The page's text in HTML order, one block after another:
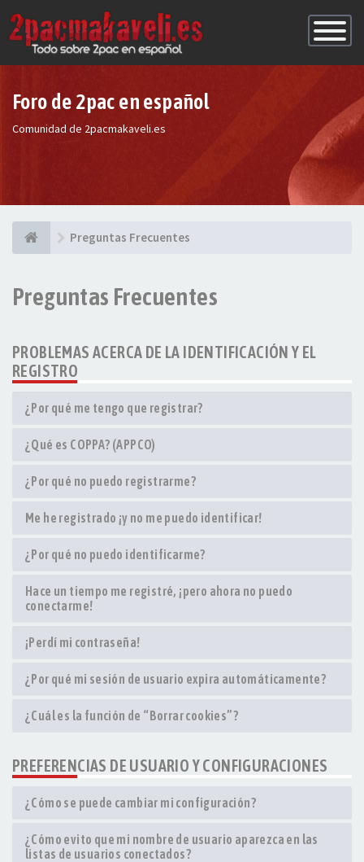
de
Foro de 2pac en español
Comunidad de 2pacmakaveli.es
Preguntas Frecuentes
Preguntas Frecuentes
PROBLEMAS ACERCA DE LA IDENTIFICACIÓN Y EL
REGISTRO
¿Por qué me tengo que registrar?
¿Qué es COPPA? (APPCO)
¿Por qué no puedo registrarme?
Me he registrado ¡y no me puedo identificar!
¿Por qué no puedo identificarme?
Hace un tiempo me registré, ¡pero ahora no puedo
conectarme!
¡Perdí mi contraseña!
¿Por qué mi sesión de usuario expira automáticamente?
¿Cuál es la función de “Borrar cookies”?
PREFERENCIAS DE USUARIO Y CONFIGURACIONES
¿Cómo se puede cambiar mi configuración?
¿Cómo evito que mi nombre de usuario aparezca en las
listas de usuarios conectados?